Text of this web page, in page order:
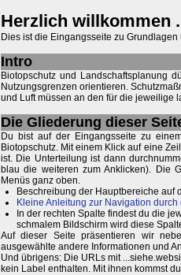
Herzlich willkommen
Dies ist die Eingangsseite zu
Intro
Biotopschutz und Landschaftsplanung
Nutzungsgrenzen orientieren.
und Luft müssen an den für die jeweilige
Die Gliederung dieser
Du bist auf der Eingangsseite zu
Biotopschutz. Mit einem Klick auf eine
ist. Die Unterteilung ist dann
blau die weiteren zum Anklicken). Die
Menüs ganz oben.
Beschreibung der Hauptbereiche auf
Kleine Anleitung zur Navigation
In der rechten Spalte findest du die
schmalem Bildschirm wird diese
Auf dieser Seite präsentieren wir
ausgewählte andere Informationen und
Und übrigens: Die URLs mit
kein Label enthalten. Mit ihnen kommst